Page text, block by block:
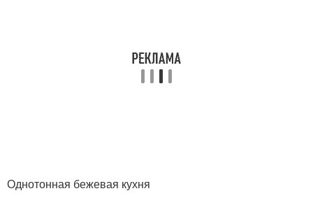
Однотонная бежевая кухня